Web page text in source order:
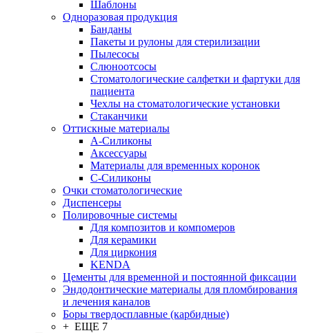
Шаблоны
Одноразовая продукция
Банданы
Пакеты и рулоны для стерилизации
Пылесосы
Слюноотсосы
Стоматологические салфетки и фартуки для
пациента
Чехлы на стоматологические установки
Стаканчики
Оттискные материалы
А-Силиконы
Аксессуары
Материалы для временных коронок
С-Силиконы
Очки стоматологические
Диспенсеры
Полировочные системы
Для композитов и компомеров
Для керамики
Для циркония
KENDA
Цементы для временной и постоянной фиксации
Эндодонтические материалы для пломбирования
и лечения каналов
Боры твердосплавные (карбидные)
+ ЕЩЕ 7